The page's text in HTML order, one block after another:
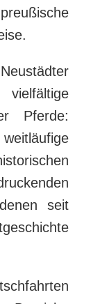
Pferde:
seit